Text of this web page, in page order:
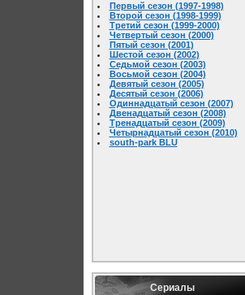
Первый сезон (1997-1998)
Второй сезон (1998-1999)
Третий сезон (1999-2000)
Четвертый сезон (2000)
Пятый сезон (2001)
Шестой сезон (2002)
Седьмой сезон (2003)
Восьмой сезон (2004)
Девятый сезон (2005)
Десятый сезон (2006)
Одиннадцатый сезон (2007)
Двенадцатый сезон (2008)
Тренадцатый сезон (2009)
Четырнадцатый сезон (2010)
south-park BLU
Сериалы